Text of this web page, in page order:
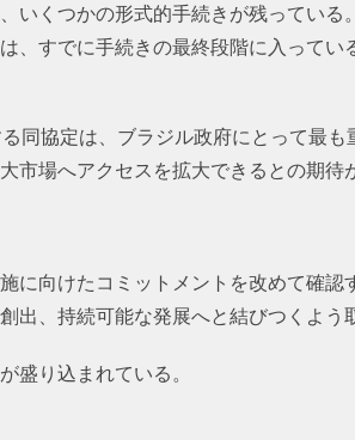
いくつかの形式的手続きが残ってい
、すでに手続きの最終段階に入って
同協定は、ブラジル政府にとって最
市場へアクセスを拡大できるとの期待
に向けたコミットメントを改めて確
出、持続可能な発展へと結びつくよう
盛り込まれている。